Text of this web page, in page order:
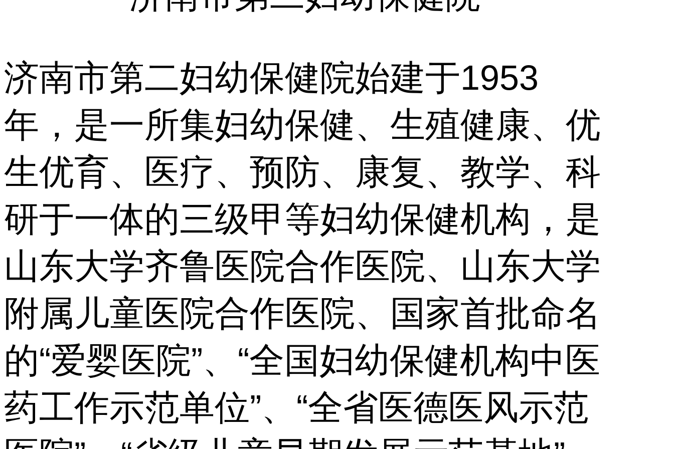
济南市第二妇幼保健院始建于1953
年，是一所集妇幼保健、生殖健康、优
生优育、医疗、预防、康复、教学、科
研于一体的三级甲等妇幼保健机构，是
山东大学齐鲁医院合作医院、山东大学
附属儿童医院合作医院、国家首批命名
的“爱婴医院”、“全国妇幼保健机构中医
药工作示范单位”、“全省医德医风示范